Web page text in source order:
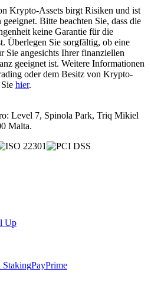
Krypto-Assets birgt Risiken und ist
Bitte beachten Sie, dass die
keine Garantie für die
Überlegen Sie sorgfältig, ob eine
angesichts Ihrer finanziellen
geeignet ist. Weitere Informationen
oder dem Besitz von Krypto-
hier.
Level 7, Spinola Park, Triq Mikiel
Malta.
Up
StakingPayPrime